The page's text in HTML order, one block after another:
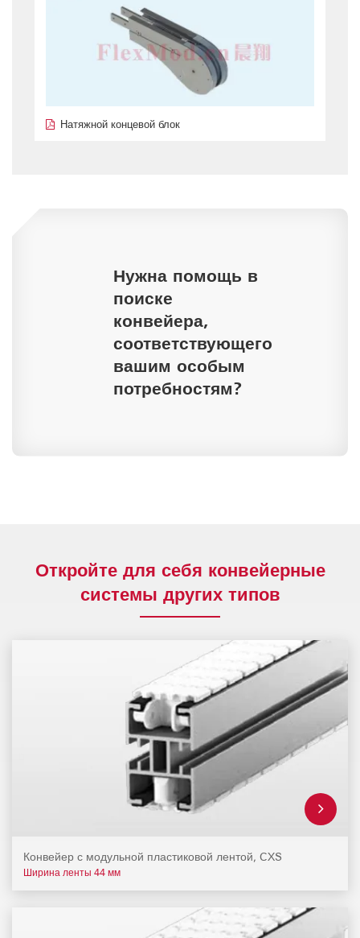
Натяжной концевой блок
Нужна помощь в
поиске
конвейера,
соответствующего
вашим особым
потребностям?
Откройте для себя конвейерные
системы других типов
Конвейер с модульной пластиковой лентой, CXS
Ширина ленты 44 мм